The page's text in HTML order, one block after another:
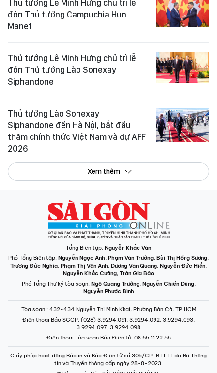
Thủ tướng Lê Minh Hưng chủ trì lễ
đón Thủ tướng Campuchia Hun
Manet
Thủ tướng Lê Minh Hưng chủ trì lễ
đón Thủ tướng Lào Sonexay
Siphandone
Thủ tướng Lào Sonexay
Siphandone đến Hà Nội, bắt đầu
thăm chính thức Việt Nam và dự AFF
2026
Xem thêm
Tổng Biên tập: Nguyễn Khắc Văn
Phó Tổng Biên tập: Nguyễn Ngọc Anh, Phạm Văn Trường, Bùi Thị Hồng Sương,
Trương Đức Nghĩa, Phạm Thị Vân Anh, Dương Văn Quang, Nguyễn Đức Hiển,
Nguyễn Khắc Cường, Trần Gia Bảo
Phó Tổng Thư ký tòa soạn: Ngô Quang Trưởng, Nguyễn Chiến Dũng,
Nguyễn Phước Bình
Tòa soạn : 432-434 Nguyễn Thị Minh Khai, Phường Bàn Cờ, TP.HCM
Điện thoại Báo SGGP: (028) 3.9294.091, 3.9294.092, 3.9294.093,
3.9294.097, 3.9294.098
Điện thoại Tòa soạn Báo Điện tử: 08 65 11 22 55
Giấy phép hoạt động Báo in và Báo Điện tử số 305/GP-BTTTT do Bộ Thông
tin và Truyền thông cấp ngày 28-8-2023.